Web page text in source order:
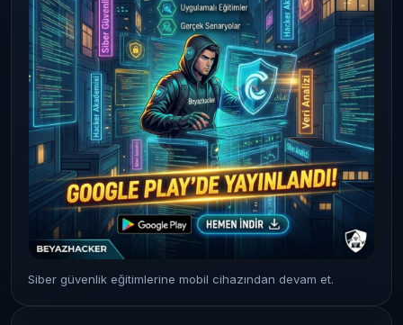
Siber güvenlik eğitimlerine mobil cihazından devam et.